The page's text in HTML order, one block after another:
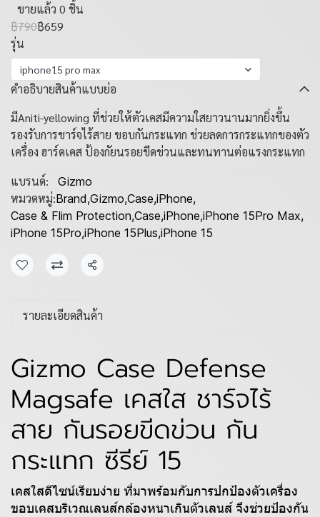
ขายแล้ว 0 ชิ้น
฿790฿659
รุ่น
iphone15 pro max
คำอธิบายสินค้าแบบย่อ
มีAniti-yellowing ที่ช่วยให้ตัวเคสมีความใสยาวนานมากยิ่งขึ้น
รองรับการชาร์จไร้สาย ขอบกันกระแทก ช่วยลดการกระแทกของตัว
เครื่อง ฮาร์ดเคส ป้องกัยนรอยขีดข่วนและทนทานต่อแรงกระแทก
แบรนด์:
Gizmo
หมวดหมู่:Brand,Gizmo,Case,iPhone,
Case & Flim Protection,Case,iPhone,iPhone 15Pro Max,
iPhone 15Pro,iPhone 15Plus,iPhone 15
แชร์
รายละเอียดสินค้า
Gizmo Case Defense
Magsafe เคสใส ชาร์จไร้
สาย กันรอยขีดข่วน กัน
กระแทก ซีรีย์ 15
เคสใสดีไซน์เรียบง่าย ที่มาพร้อมกับการปกป้องตัวเครื่อง
ขอบเคสบริเวณเลนส์กล้องหนาเกินตัวเลนส์ จึงช่วยป้องกัน